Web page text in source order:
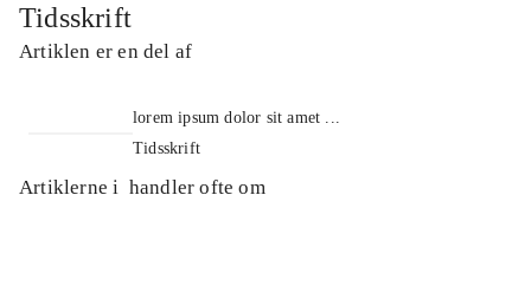
Tidsskrift
Artiklen er en del af
lorem ipsum dolor sit amet ...
Tidsskrift
Artiklerne i handler ofte om